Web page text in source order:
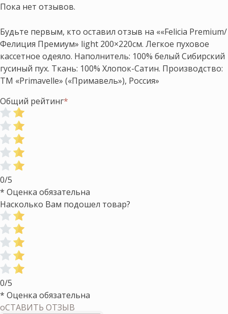
Пока нет отзывов.
Будьте первым, кто оставил отзыв на ««Felicia Premium/
Фелиция Премиум» light 200×220см. Легкое пуховое
кассетное одеяло. Наполнитель: 100% белый Сибирский
гусиный пух. Ткань: 100% Хлопок-Сатин. Производство:
ТМ «Primavelle» («Примавель»), Россия»
Общий рейтинг*
0/5
* Оценка обязательна
Насколько Вам подошел товар?
0/5
* Оценка обязательна
оСТАВИТЬ ОТЗЫВ